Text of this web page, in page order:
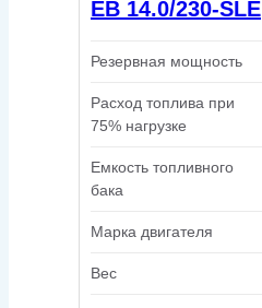
EB 14.0/230-SLE
Резервная мощность
Расход топлива при
75% нагрузке
Емкость топливного
бака
Марка двигателя
Вес